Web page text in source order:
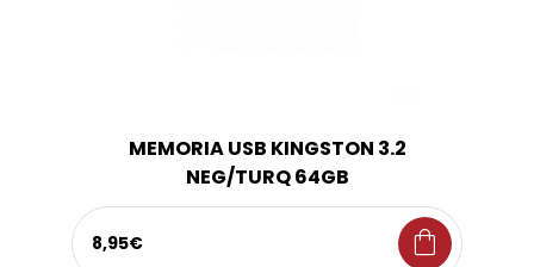
MEMORIA USB KINGSTON 3.2
NEG/TURQ 64GB
8,95€ shopping_bag